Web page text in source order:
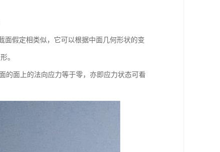
假定相类似，它可以根据中面几何形状的变
。
的面上的法向应力等于零，亦即应力状态可看